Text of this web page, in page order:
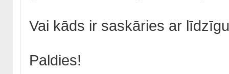
Vai kāds ir saskāries ar
Paldies!